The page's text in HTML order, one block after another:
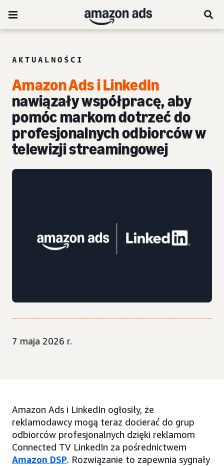
AKTUALNOŚCI
Amazon Ads i LinkedIn
nawiązały współpracę, aby
pomóc markom dotrzeć do
profesjonalnych odbiorców w
telewizji streamingowej
7 maja 2026 r.
Amazon Ads i LinkedIn ogłosiły, że
reklamodawcy mogą teraz docierać do grup
odbiorców profesjonalnych dzięki reklamom
Connected TV LinkedIn za pośrednictwem
Amazon DSP. Rozwiązanie to zapewnia sygnały